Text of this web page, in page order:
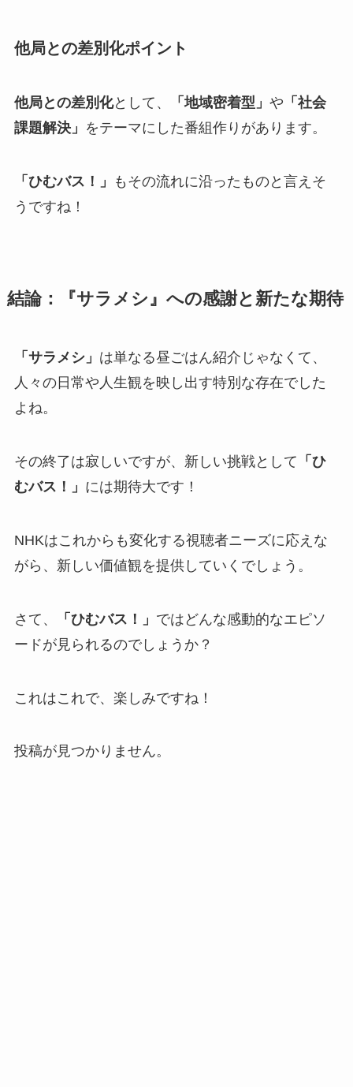
他局との差別化ポイント
他局との差別化として、 「地域密着型」 や 「社会
課題解決」 をテーマにした番組作りがあります。
「ひむバス！」
もその流れに沿ったものと言えそ
うですね！
結論：『サラメシ』への感謝と新たな期待
「サラメシ」 は単なる昼ごはん紹介じゃなくて、
人々の日常や人生観を映し出す特別な存在でした
よね。
その終了は寂しいですが、新しい挑戦として 「ひ
むバス！」 には期待大です！
NHKはこれからも変化する視聴者ニーズに応えな
がら、新しい価値観を提供していくでしょう。
さて、 「ひむバス！」 ではどんな感動的なエピソ
ードが見られるのでしょうか？
これはこれで、楽しみですね！
投稿が見つかりません。